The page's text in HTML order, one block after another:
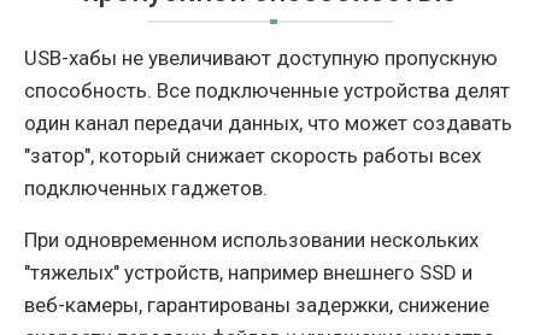
USB-хабы не увеличивают доступную пропускную
способность. Все подключенные устройства делят
один канал передачи данных, что может создавать
"затор", который снижает скорость работы всех
подключенных гаджетов.
При одновременном использовании нескольких
"тяжелых" устройств, например внешнего SSD и
веб-камеры, гарантированы задержки, снижение